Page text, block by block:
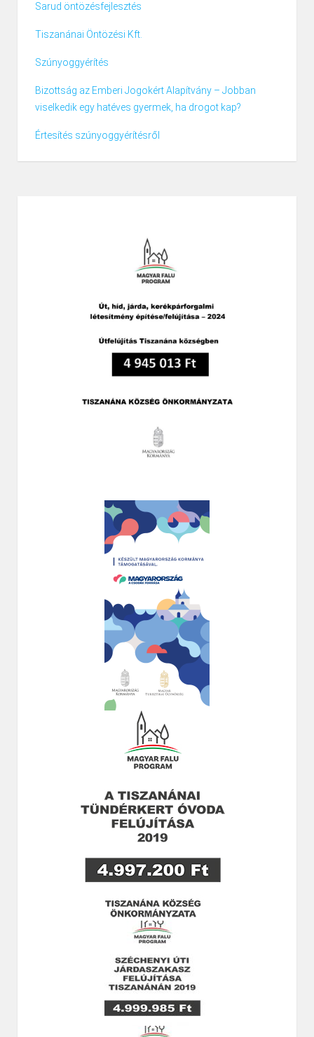
Sarud öntözésfejlesztés
Tiszanánai Öntözési Kft.
Szúnyoggyérítés
Bizottság az Emberi Jogokért Alapítvány – Jobban
viselkedik egy hatéves gyermek, ha drogot kap?
Értesítés szúnyoggyérítésről